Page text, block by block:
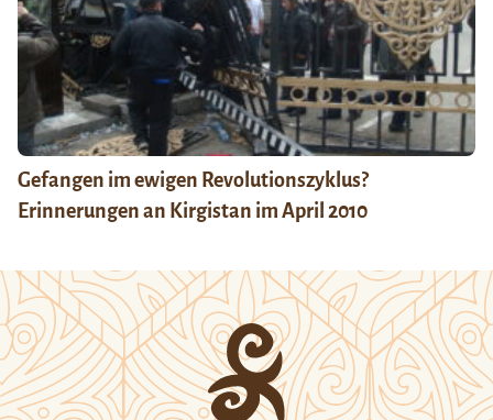
Gefangen im ewigen Revolutionszyklus?
Erinnerungen an Kirgistan im April 2010